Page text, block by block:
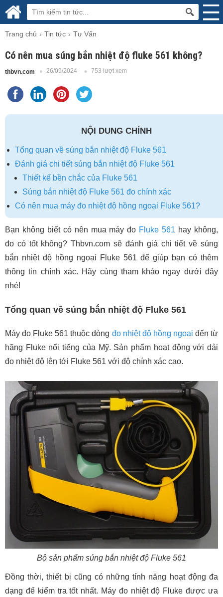
Trang chủ Tin tức Tư Vấn
Có nên mua súng bắn nhiệt độ fluke 561 không?
thbvn.com 26/09/2024 753 lượt xem
NỘI DUNG CHÍNH
Tổng quan về súng bắn nhiệt độ Fluke 561
Đánh giá chi tiết súng bắn nhiệt độ Fluke 561
Thiết kế bền chắc của Fluke 561
Súng bắn nhiệt độ Fluke 561 đo chính xác
Có nên mua máy đo nhiệt độ hồng ngoại Fluke 561?
Bạn không biết có nên mua máy đo Fluke 561 hay không,
đo có tốt không? Thbvn.com sẽ đánh giá chi tiết về súng
bắn nhiệt độ hồng ngoại Fluke 561 để giúp bạn có thêm
thông tin chính xác. Hãy cùng tham khảo ngay dưới đây
nhé!
Tổng quan về súng bắn nhiệt độ Fluke 561
Máy đo Fluke 561 thuộc dòng đo nhiệt độ hồng ngoại đến từ
hãng Fluke nổi tiếng của Mỹ. Sản phẩm hoạt động với dải
đo nhiệt độ lên tới Fluke 561 với độ chính xác cao.
Bộ sản phẩm súng bắn nhiệt độ Fluke 561
Đồng thời, thiết bị cũng có những tính năng hoạt động đa
dạng để kiểm tra tốt nhất. Máy đo nhiệt độ Fluke được ưa